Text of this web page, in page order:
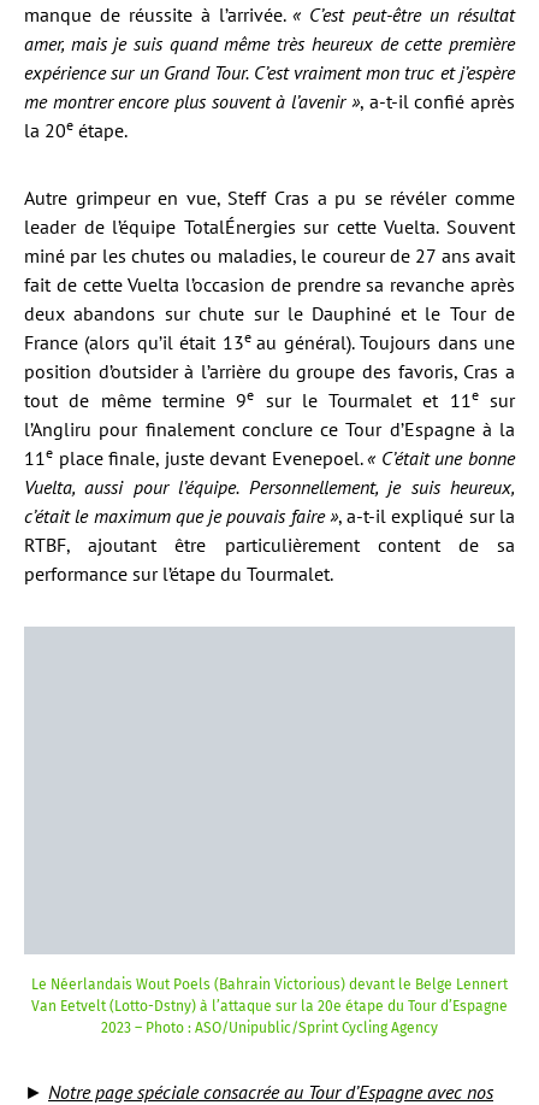
manque de réussite à l’arrivée.« C’est peut-être un résultat
amer, mais je suis quand même très heureux de cette première
expérience sur un Grand Tour. C’est vraiment mon truc et j’espère
me montrer encore plus souvent à l’avenir », a-t-il confié après
la 20e étape.
Autre grimpeur en vue, Steff Cras a pu se révéler comme
leader de l’équipe TotalÉnergies sur cette Vuelta. Souvent
miné par les chutes ou maladies, le coureur de 27 ans avait
fait de cette Vuelta l’occasion de prendre sa revanche après
deux abandons sur chute sur le Dauphiné et le Tour de
France (alors qu’il était 13e au général). Toujours dans une
position d’outsider à l’arrière du groupe des favoris, Cras a
tout de même termine 9e sur le Tourmalet et 11esur
l’Angliru pour finalement conclure ce Tour d’Espagne à la
11e place finale, juste devant Evenepoel.« C’était une bonne
Vuelta, aussi pour l’équipe. Personnellement, je suis heureux,
c’était le maximum que je pouvais faire », a-t-il expliqué sur la
RTBF, ajoutant être particulièrement content de sa
performance sur l’étape du Tourmalet.
Le Néerlandais Wout Poels (Bahrain Victorious) devant le Belge Lennert
Van Eetvelt (Lotto-Dstny) à l’attaque sur la 20e étape du Tour d’Espagne
2023 – Photo : ASO/Unipublic/Sprint Cycling Agency
► Notre page spéciale consacrée au Tour d’Espagne avec nos